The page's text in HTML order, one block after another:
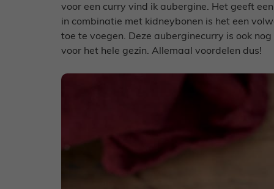
voor een curry vind ik aubergine. Het geeft
in combinatie met kidneybonen is het een
toe te voegen. Deze auberginecurry is ook
voor het hele gezin. Allemaal voordelen dus!